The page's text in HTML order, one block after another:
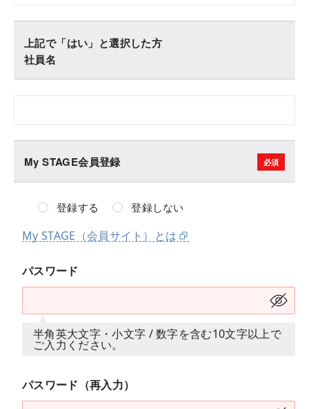
上記で「はい」と選択した方
社員名
My STAGE会員登録
登録する 登録しない
My STAGE（会員サイト）とは
パスワード
半角英大文字・小文字 / 数字を含む10文字以上で
ご入力ください。
パスワード（再入力）